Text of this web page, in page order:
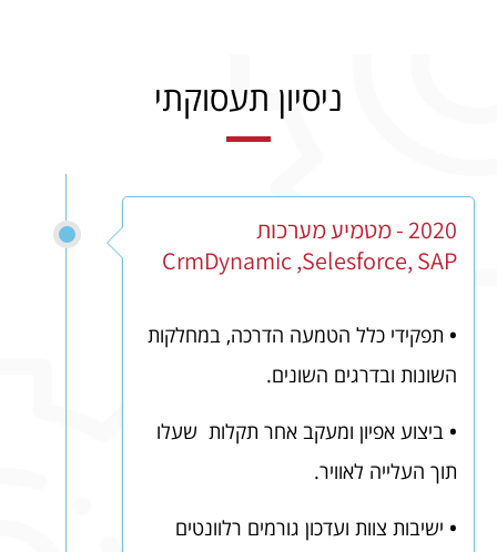
ניסיון תעסוקתי
2020 - מטמיע מערכות
CrmDynamic ,Selesforce, SAP
• תפקידי כלל הטמעה הדרכה, במחלקות
השונות ובדרגים השונים.
• ביצוע אפיון ומעקב אחר תקלות שעלו
תוך העלייה לאוויר.
• ישיבות צוות ועדכון גורמים רלוונטים